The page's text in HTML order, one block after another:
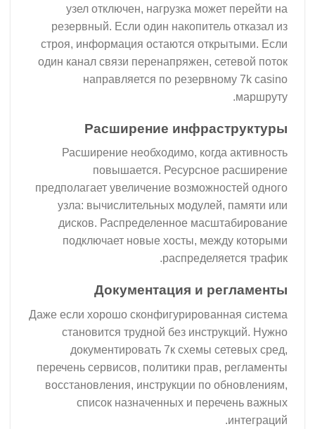
узел отключен, нагрузка может перейти на
резервный. Если один накопитель отказал из
строя, информация остаются открытыми. Если
один канал связи перенапряжен, сетевой поток
направляется по резервному 7k casino
маршруту.
Расширение инфраструктуры
Расширение необходимо, когда активность
повышается. Ресурсное расширение
предполагает увеличение возможностей одного
узла: вычислительных модулей, памяти или
дисков. Распределенное масштабирование
подключает новые хосты, между которыми
распределяется трафик.
Документация и регламенты
Даже если хорошо сконфигурированная система
становится трудной без инструкций. Нужно
документировать 7к схемы сетевых сред,
перечень сервисов, политики прав, регламенты
восстановления, инструкции по обновлениям,
список назначенных и перечень важных
интеграций.